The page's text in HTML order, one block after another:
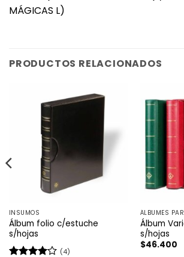
MÁGICAS L)
PRODUCTOS RELACIONADOS
INSUMOS
Álbum folio c/estuche
s/hojas
(4)
ÁLBUMES
Álbum
s/hojas
$46.400